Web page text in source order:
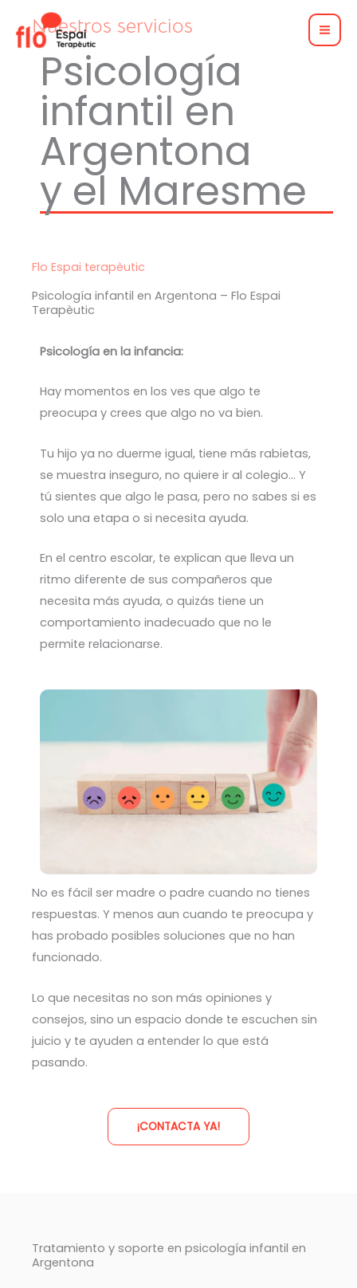
contenido
Nuestros servicios
Psicología
infantil en
Argentona
y el Maresme
Flo Espai terapèutic
Psicología infantil en Argentona – Flo Espai
Terapèutic
Psicología en la infancia:
Hay momentos en los ves que algo te
preocupa y crees que algo no va bien.
Tu hijo ya no duerme igual, tiene más rabietas,
se muestra inseguro, no quiere ir al colegio… Y
tú sientes que algo le pasa, pero no sabes si es
solo una etapa o si necesita ayuda.
En el centro escolar, te explican que lleva un
ritmo diferente de sus compañeros que
necesita más ayuda, o quizás tiene un
comportamiento inadecuado que no le
permite relacionarse.
No es fácil ser madre o padre cuando no tienes
respuestas. Y menos aun cuando te preocupa y
has probado posibles soluciones que no han
funcionado.
Lo que necesitas no son más opiniones y
consejos, sino un espacio donde te escuchen sin
juicio y te ayuden a entender lo que está
pasando.
¡CONTACTA YA!
Tratamiento y soporte en psicología infantil en
Argentona